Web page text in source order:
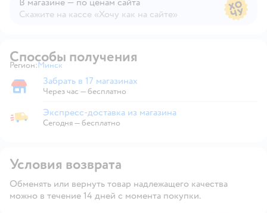
В магазине — по ценам сайта
Скажите на кассе «Хочу как на сайте»
Способы получения
Регион: Выбор адреса доставки.
Минск
Забрать в магазине
Забрать в 17 магазинах
Через час — бесплатно
Экспресс-доставка из магазина
Экспресс-доставка из магазина
Сегодня—бесплатно
Условия возврата
Обменять или вернуть товар надлежащего качества
можно в течение 14 дней с момента покупки.